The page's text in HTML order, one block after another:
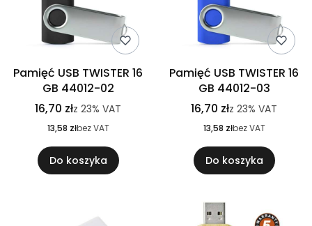
Pamięć USB TWISTER 16
GB 44012-02
16,70 złz 23% VAT
13,58 złbez VAT
Do koszyka
Pamięć USB TWISTER 16
GB 44012-03
16,70 złz 23% VAT
13,58 złbez VAT
Do koszyka